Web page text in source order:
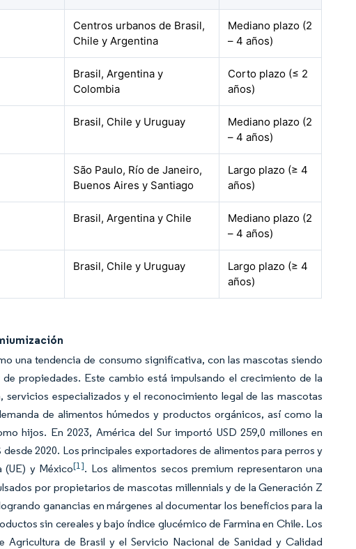
Centros urbanos de Brasil,
Chile y Argentina
Mediano plazo (2
– 4 años)
Brasil, Argentina y
Colombia
Corto plazo (≤ 2
años)
Brasil, Chile y Uruguay
Mediano plazo (2
– 4 años)
São Paulo, Río de Janeiro,
Buenos Aires y Santiago
Largo plazo (≥ 4
años)
Brasil, Argentina y Chile
Mediano plazo (2
– 4 años)
Brasil, Chile y Uruguay
Largo plazo (≥ 4
años)
una tendencia de consumo significativa, con las mascotas siendo
propiedades. Este cambio está impulsando el crecimiento de la
especializados y el reconocimiento legal de las mascotas
de alimentos húmedos y productos orgánicos, así como la
hijos. En 2023, América del Sur importó USD 259,0 millones en
2020. Los principales exportadores de alimentos para perros y
(UE) y México[1]. Los alimentos secos premium representaron una
por propietarios de mascotas millennials y de la Generación Z
ganancias en márgenes al documentar los beneficios para la
sin cereales y bajo índice glucémico de Farmina en Chile. Los
de Brasil y el Servicio Nacional de Sanidad y Calidad